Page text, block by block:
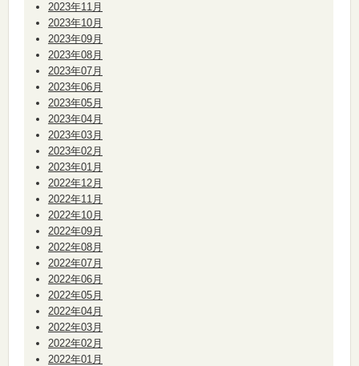
2023年11月
2023年10月
2023年09月
2023年08月
2023年07月
2023年06月
2023年05月
2023年04月
2023年03月
2023年02月
2023年01月
2022年12月
2022年11月
2022年10月
2022年09月
2022年08月
2022年07月
2022年06月
2022年05月
2022年04月
2022年03月
2022年02月
2022年01月